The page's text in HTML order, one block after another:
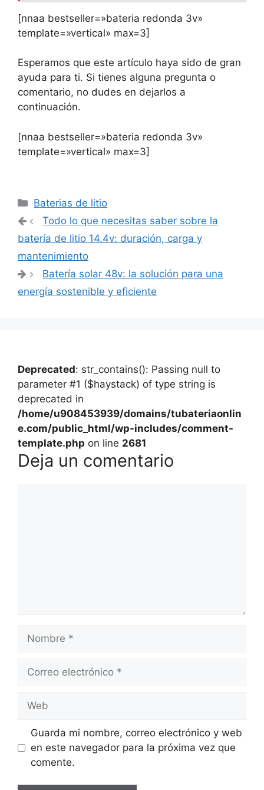
[nnaa bestseller=»bateria redonda 3v»
template=»vertical» max=3]
Esperamos que este artículo haya sido de gran
ayuda para ti. Si tienes alguna pregunta o
comentario, no dudes en dejarlos a
continuación.
[nnaa bestseller=»bateria redonda 3v»
template=»vertical» max=3]
Categorías
Baterias de litio
Navegación
de
Todo lo que necesitas saber sobre la
batería de litio 14.4v: duración, carga y
mantenimiento
Batería solar 48v: la solución para una
energía sostenible y eficiente
Deprecated: str_contains(): Passing null to
parameter #1 ($haystack) of type string is
deprecated in
/home/u908453939/domains/tubateriaonlin
e.com/public_html/wp-includes/comment-
template.php on line 2681
Deja un comentario
electrónico
Guarda mi nombre, correo electrónico y web
en este navegador para la próxima vez que
comente.